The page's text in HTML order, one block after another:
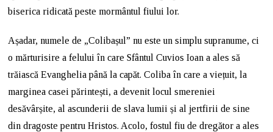
biserica ridicată peste mormântul fiului lor.
Așadar, numele de „Colibașul” nu este un simplu supranume, ci
o mărturisire a felului în care Sfântul Cuvios Ioan a ales să
trăiască Evanghelia până la capăt. Coliba în care a viețuit, la
marginea casei părintești, a devenit locul smereniei
desăvârșite, al ascunderii de slava lumii și al jertfirii de sine
din dragoste pentru Hristos. Acolo, fostul fiu de dregător a ales